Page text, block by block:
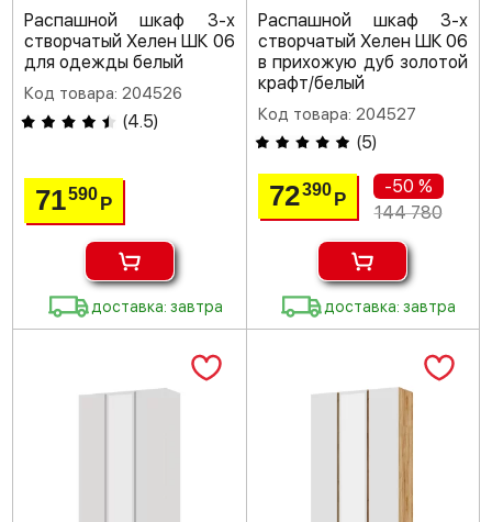
Распашной шкаф 3-х
створчатый Хелен ШК 06
для одежды белый
Код товара: 204526
(4.5)
71590Р
доставка: завтра
Распашной шкаф 3-х
створчатый Хелен ШК 06
в прихожую дуб золотой
крафт/белый
Код товара: 204527
(5)
72390 Р
-50 %
144 780
доставка: завтра